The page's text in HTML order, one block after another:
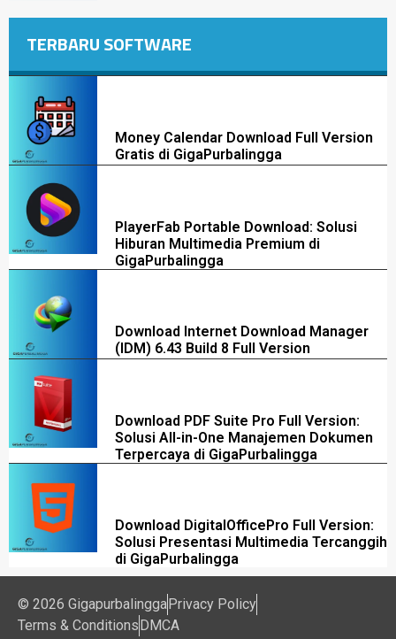
TERBARU SOFTWARE
Money Calendar Download Full Version
Gratis di GigaPurbalingga
PlayerFab Portable Download: Solusi
Hiburan Multimedia Premium di
GigaPurbalingga
Download Internet Download Manager
(IDM) 6.43 Build 8 Full Version
Download PDF Suite Pro Full Version:
Solusi All-in-One Manajemen Dokumen
Terpercaya di GigaPurbalingga
Download DigitalOfficePro Full Version:
Solusi Presentasi Multimedia Tercanggih
di GigaPurbalingga
© 2026 GigapurbalinggaPrivacy Policy
Terms & ConditionsDMCA